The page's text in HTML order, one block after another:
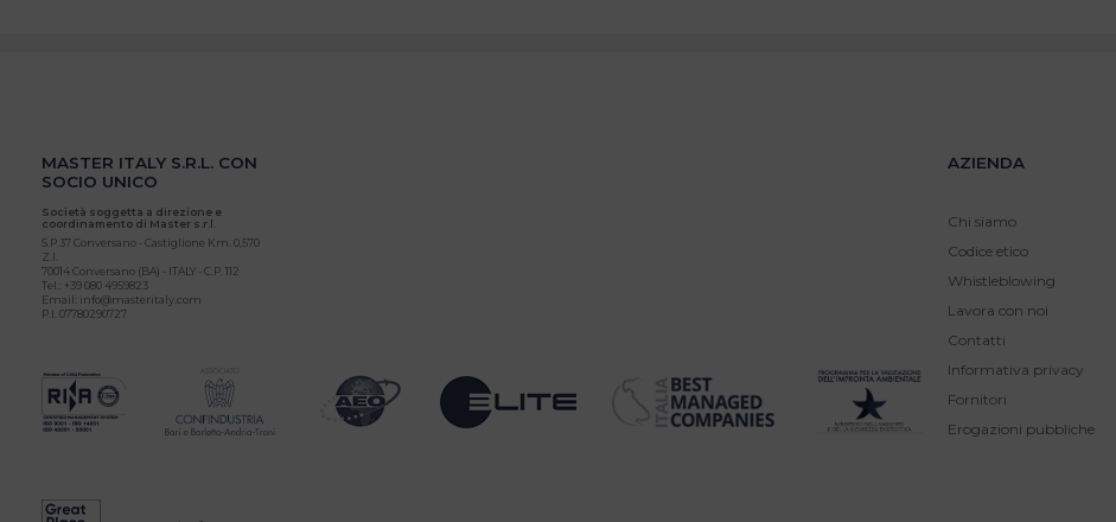
MASTER ITALY S.R.L. CON
SOCIO UNICO
Società soggetta a direzione e
coordinamento di Master s.r.l.
S.P.37 Conversano - Castiglione Km. 0,570
Z.I.
70014 Conversano (BA) - ITALY - C.P. 112
Tel.: +39 080 4959823
Email: info@masteritaly.com
P.I. 07780290727
AZIENDA
Chi siamo
Codice etico
Whistleblowing
Lavora con noi
Contatti
Informativa privacy
Fornitori
Erogazioni pubbliche